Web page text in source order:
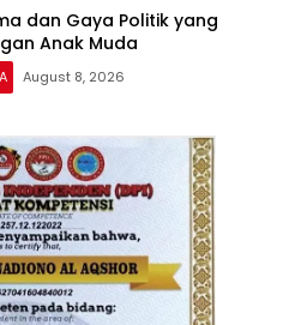
dan Gaya Politik yang
Anak Muda
August 8, 2026